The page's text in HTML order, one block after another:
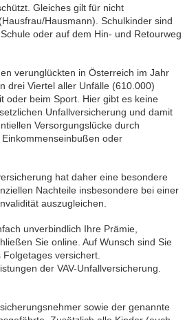
Gleiches gilt für nicht
Hausmann). Schulkinder sind
oder auf dem Hin- und Retourweg
verunglückten in Österreich im Jahr
drei Viertel aller Unfälle (610.000)
oder beim Sport. Hier gibt es keine
Unfallversicherung und damit
Versorgungslücke durch
oder
hat daher eine besondere
Nachteile insbesondere bei einer
auszugleichen.
unverbindlich Ihre Prämie,
Sie online. Auf Wunsch sind Sie
versichert.
der VAV-Unfallversicherung.
sowie der genannte